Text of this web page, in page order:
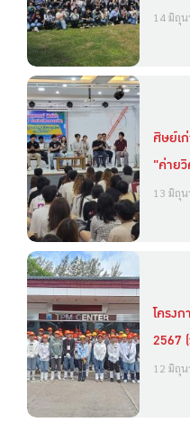
14 มิถุ
ศิษย์เ
"ค่าย
13 มิถุ
โครง
2567
12 มิถุ